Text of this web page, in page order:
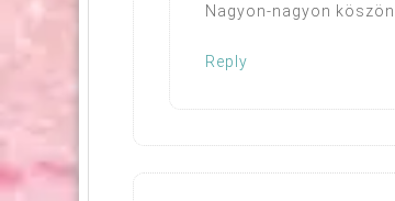
Nagyon-nagyon
Reply